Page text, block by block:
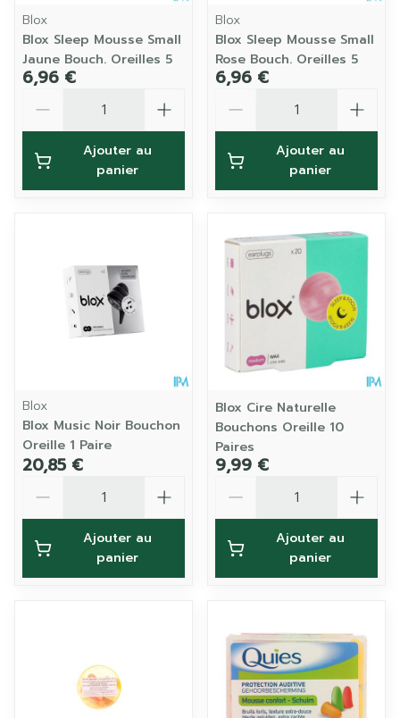
Blox
Blox Sleep Mousse Small
Jaune Bouch. Oreilles 5
6,96 €
Ajouter au
panier
Blox
Blox Sleep Mousse Small
Rose Bouch. Oreilles 5
6,96 €
Ajouter au
panier
Blox
Blox Music Noir Bouchon
Oreille 1 Paire
20,85 €
Ajouter au
panier
Blox Cire Naturelle
Bouchons Oreille 10
Paires
9,99 €
Ajouter au
panier